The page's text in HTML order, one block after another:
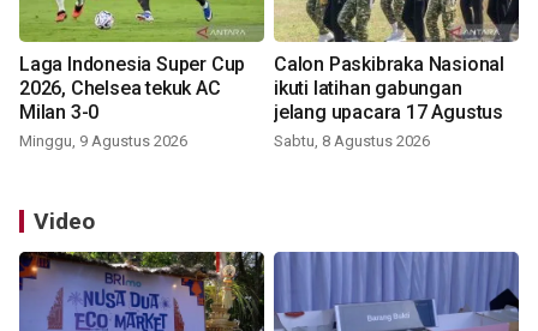
Laga Indonesia Super Cup
2026, Chelsea tekuk AC
Milan 3-0
Minggu, 9 Agustus 2026
Calon Paskibraka Nasional
ikuti latihan gabungan
jelang upacara 17 Agustus
Sabtu, 8 Agustus 2026
Video